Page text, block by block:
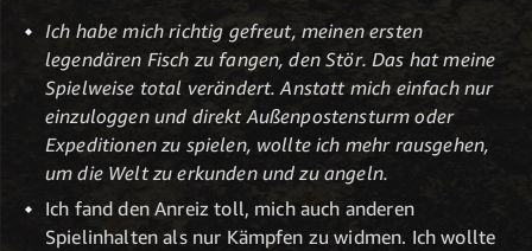
Ich habe mich richtig gefreut, meinen ersten
legendären Fisch zu fangen, den Stör. Das hat meine
Spielweise total verändert. Anstatt mich einfach nur
einzuloggen und direkt Außenpostensturm oder
Expeditionen zu spielen, wollte ich mehr rausgehen,
um die Welt zu erkunden und zu angeln.
Ich fand den Anreiz toll, mich auch anderen
Spielinhalten als nur Kämpfen zu widmen. Ich wollte